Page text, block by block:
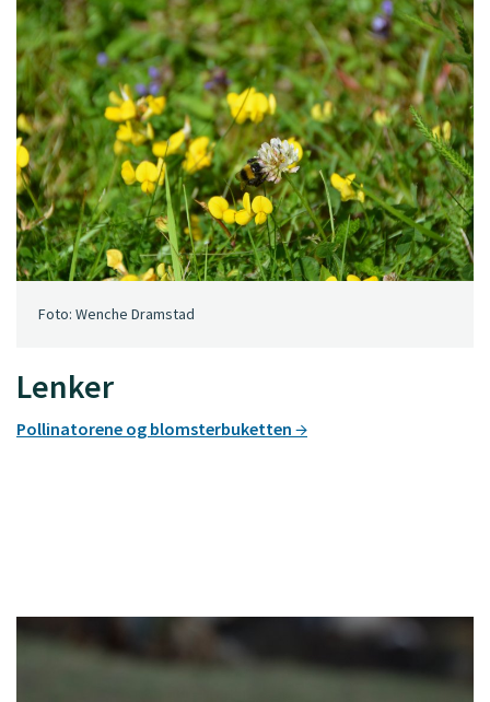
Lenker
Pollinatorene og blomsterbuketten
Foto: Wenche Dramstad